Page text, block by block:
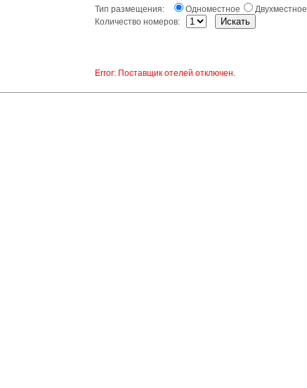
Тип размещения: Одноместное
Двухместное
Количество номеров:
Error: Поставщик отелей отключен.